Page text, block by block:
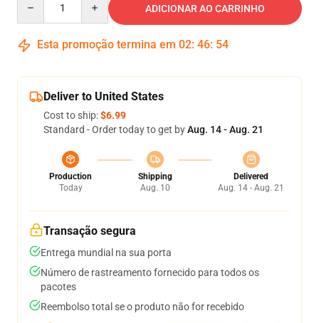
ADICIONAR AO CARRINHO
Esta promoção termina em 02: 46: 54
Deliver to United States
Cost to ship:$6.99
Standard - Order today to get byAug. 14 - Aug. 21
Production
Today
Shipping
Aug. 10
Delivered
Aug. 14 - Aug. 21
Transação segura
Entrega mundial na sua porta
Número de rastreamento fornecido para todos os
pacotes
Reembolso total se o produto não for recebido